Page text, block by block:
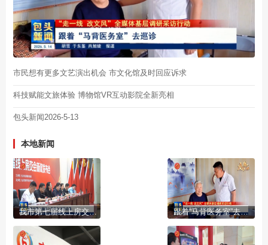
市民想有更多文艺演出机会 市文化馆及时回应诉求
科技赋能文旅体验 博物馆VR互动影院全新亮相
包头新闻2026-5-13
本地新闻
我市第七届线上房交会15日启幕 跟着“马背医务室”去巡诊